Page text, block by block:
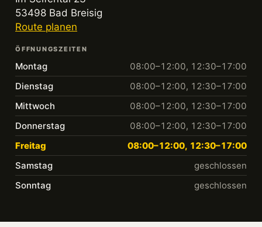
53498 Bad Breisig
Route planen
ÖFFNUNGSZEITEN
Montag
08:00–12:00, 12:30–17:00
Dienstag
08:00–12:00, 12:30–17:00
Mittwoch
08:00–12:00, 12:30–17:00
Donnerstag
08:00–12:00, 12:30–17:00
Freitag
08:00–12:00, 12:30–17:00
Samstag
geschlossen
Sonntag
geschlossen